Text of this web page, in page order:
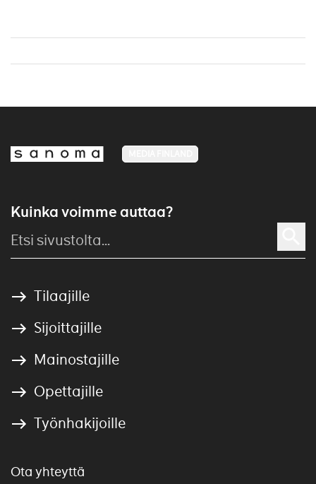
Kuinka voimme auttaa?
Tilaajille
Sijoittajille
Mainostajille
Opettajille
Työnhakijoille
Ota yhteyttä